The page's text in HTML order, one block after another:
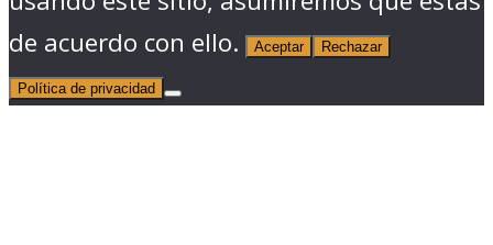
de acuerdo con ello.
Aceptar Rechazar
Política de privacidad